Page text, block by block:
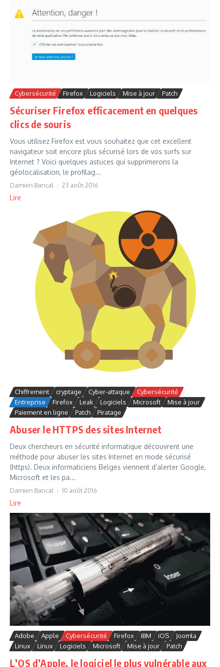
Cybersécurité Firefox Logiciels Mise à jour Patch
Sécuriser Firefox efficacement en quelques
clics de souris
Vous utilisez Firefox est vous souhaitez que cet excellent
navigateur soit encore plus sécurisé lors de vos surfs sur
Internet ? Voici quelques astuces qui supprimerons la
géolocalisation, le profilag...
Damien Bancal 23 août 2016
Lire
Chiffrement cryptage Cyber-attaque
Cybersécurité
Entreprise
Firefox Leak Logiciels Microsoft
Mise à jour
Paiement en ligne
Patch Piratage
Abuser le HTTPS des sites Internet
Deux chercheurs en sécurité informatique découvrent une
méthode pour abuser les sites Internet en mode sécurisé
(https). Deux informaticiens Belges viennent d’alerter Google,
Microsoft et les pa...
Damien Bancal 10 août 2016
Lire
Adobe Apple Cybersécurité Firefox IBM iOS
Joomla
Linux
Linux Logiciels Microsoft Mise à jour Patch
L’OS d’Apple, le logiciel le plus vulnérable aux